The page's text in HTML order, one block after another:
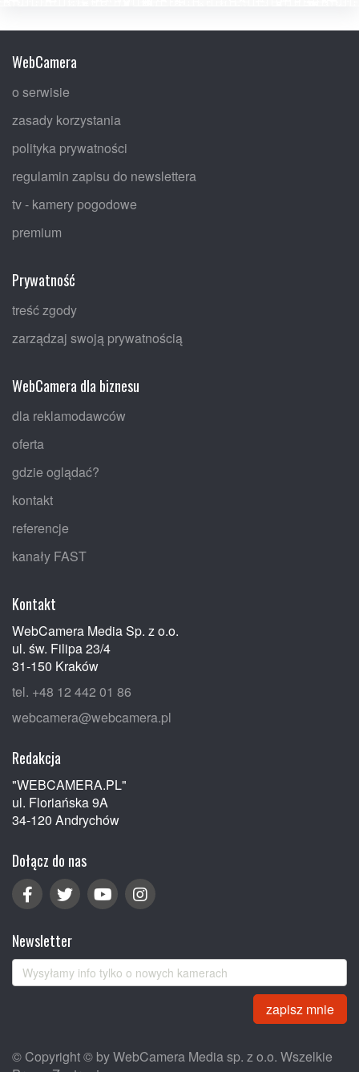
WebCamera
o serwisie
zasady korzystania
polityka prywatności
regulamin zapisu do newslettera
tv - kamery pogodowe
premium
Prywatność
treść zgody
zarządzaj swoją prywatnością
WebCamera dla biznesu
dla reklamodawców
oferta
gdzie oglądać?
kontakt
referencje
kanały FAST
Kontakt
WebCamera Media Sp. z o.o.
ul. św. Filipa 23/4
31-150 Kraków
tel. +48 12 442 01 86
webcamera@webcamera.pl
Redakcja
"WEBCAMERA.PL"
ul. Floriańska 9A
34-120 Andrychów
Dołącz do nas
Newsletter
zapisz mnie
© Copyright © by WebCamera Media sp. z o.o. Wszelkie